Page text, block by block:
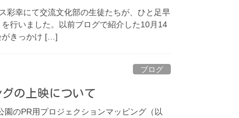
幸にて交流文化部の生徒たちが、ひと足早
行いました。以前ブログで紹介した10月14
がきっかけ […]
ブログ
の上映について
のPR用プロジェクションマッピング（以